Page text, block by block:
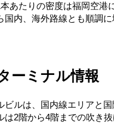
あたりの密度は福岡空港
国内、海外路線とも順調
ーミナル情報
ビルは、国内線エリアと
は2階から4階までの吹き